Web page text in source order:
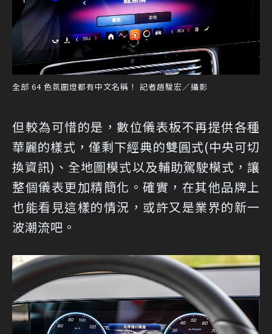
全部 64 色氛圍燈都有中文名稱！ 記者趙駿宏／攝影
但較為可惜的是，數位儀表板不再提供各種
華麗的樣式，僅剩下經典的雙圓式(中央可切
換資訊)、全地圖模式以及輔助駕駛模式，讓
整個儀表更加精簡化。確實，在其他品牌上
也能看見這樣的情況，或許又是業界的新一
波潮流吧。